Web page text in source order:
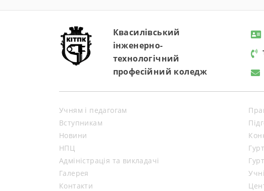
Квасилівський
інженерно-
технологічний
професійний коледж
Учням і педагогам
Вступникам
Новини
НПЦ
Адміністрація та викладачі
Галерея
Контакти